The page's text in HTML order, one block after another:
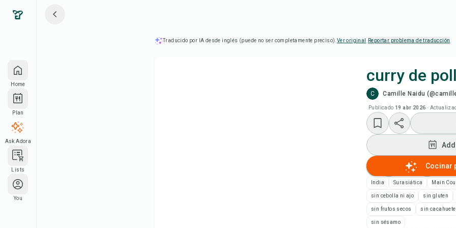
Home
Plan
Ask Adora
Lists
You
Traducido por IA desde inglés (puede no ser completamente preciso). Ver original · Reportar problema de traducción
curry de
C Camille Naidu
Publicado 19 abr 2026 ·
Cocinar
India Surasiática Main
sin cebolla ni ajo sin gluten
sin frutos secos sin
sin sésamo